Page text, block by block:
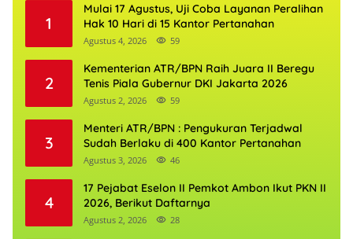
1
Mulai 17 Agustus, Uji Coba Layanan Peralihan
Hak 10 Hari di 15 Kantor Pertanahan
Agustus 4, 2026 59
2
Kementerian ATR/BPN Raih Juara II Beregu
Tenis Piala Gubernur DKI Jakarta 2026
Agustus 2, 2026 59
3
Menteri ATR/BPN : Pengukuran Terjadwal
Sudah Berlaku di 400 Kantor Pertanahan
Agustus 3, 2026 46
4
17 Pejabat Eselon II Pemkot Ambon Ikut PKN II
2026, Berikut Daftarnya
Agustus 2, 2026 28